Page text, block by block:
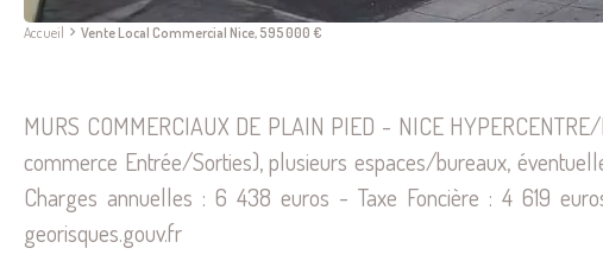
Accueil Vente Local Commercial Nice, 595 000 €
MURS COMMERCIAUX DE PLAIN PIED - NICE
commerce Entrée/Sorties), plusieurs espaces/bureaux,
Charges annuelles : 6 438 euros - Taxe Foncière : 4 619
georisques.gouv.fr